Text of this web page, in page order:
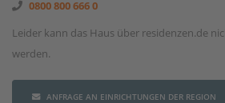
0800 800 666 0
Leider kann das Haus über residenzen.de
werden.
ANFRAGE AN EINRICHTUNGEN DER REGION